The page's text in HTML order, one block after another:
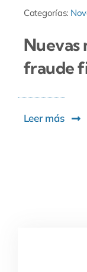
Categorías:
Nuevas
fraude
Leer más